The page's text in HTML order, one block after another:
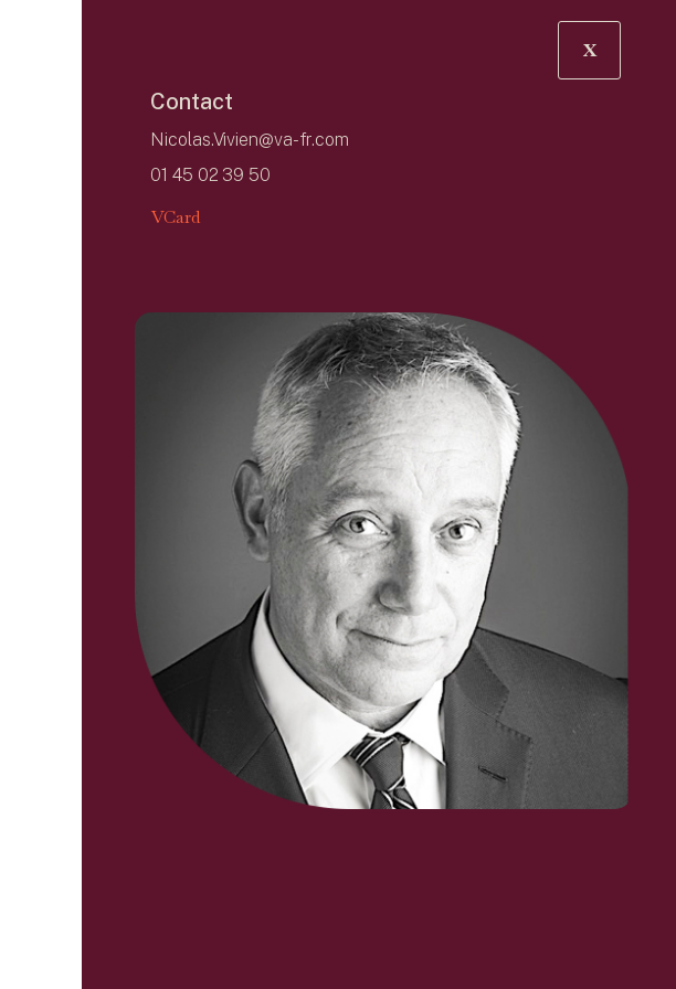
Contact
Nicolas.Vivien@va-fr.com
01 45 02 39 50
VCard
X